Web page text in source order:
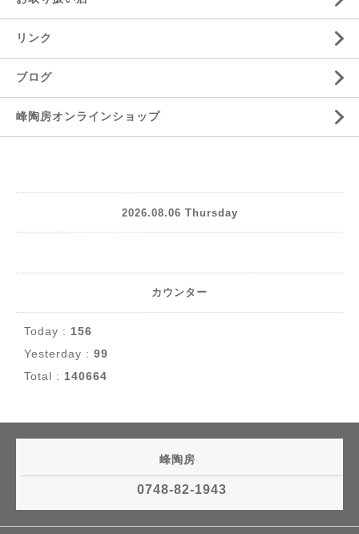
リンク
ブログ
峰陶房オンラインショップ
2026.08.06 Thursday
カウンター
Today : 156
Yesterday : 99
Total : 140664
峰陶房
0748-82-1943